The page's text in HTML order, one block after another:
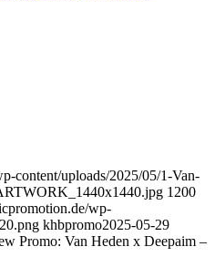
content/uploads/2025/05/1-Van-
1200
wp-
khbpromo2025-05-29
Promo: Van Heden x Deepaim –